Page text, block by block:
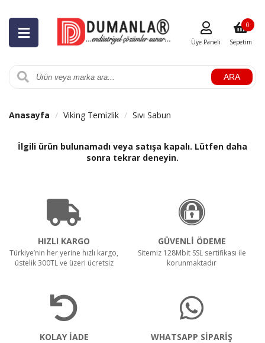
ARA
Üye Paneli Sepetim
0
Anasayfa Viking Temizlik Sıvı Sabun
İlgili ürün bulunamadı veya satışa kapalı. Lütfen daha
sonra tekrar deneyin.
HIZLI KARGO
Türkiye’nin her yerine hızlı kargo,
üstelik 300TL ve üzeri ücretsiz
GÜVENLİ ÖDEME
Sitemiz 128Mbit SSL sertifikası ile
korunmaktadır
KOLAY İADE WHATSAPP SİPARİŞ